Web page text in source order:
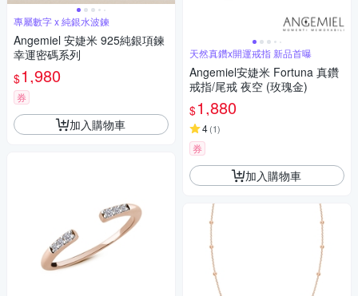
專屬數字 x 純銀水波鍊
Angemiel 安婕米 925純銀項鍊
幸運密碼系列
$1,980
券
加入購物車
天然真鑽x開運戒指 新品首曝
Angemiel安婕米 Fortuna 真鑽
戒指/尾戒 夜空 (玫瑰金)
$1,880
4(1)
券
加入購物車